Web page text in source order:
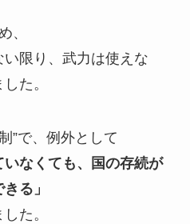
、
い限り、武力は使えな
た。
”で、例外として
いなくても、国の存続が
る」
た。